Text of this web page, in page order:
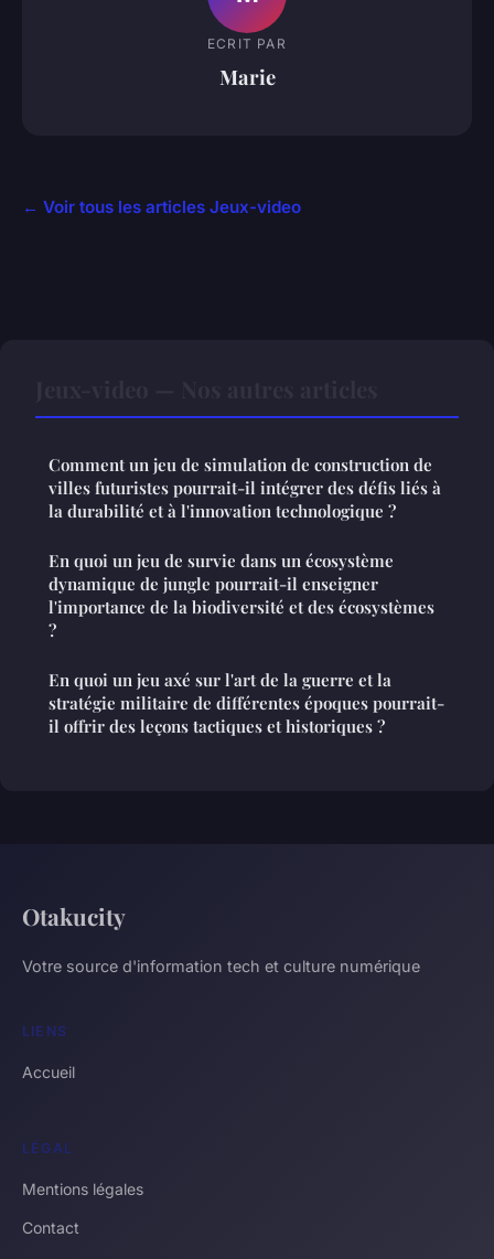
ECRIT PAR
Marie
← Voir tous les articles Jeux-video
Comment un jeu de simulation de construction de
villes futuristes pourrait-il intégrer des défis liés à
la durabilité et à l'innovation technologique ?
En quoi un jeu de survie dans un écosystème
dynamique de jungle pourrait-il enseigner
l'importance de la biodiversité et des écosystèmes
?
En quoi un jeu axé sur l'art de la guerre et la
stratégie militaire de différentes époques pourrait-
il offrir des leçons tactiques et historiques ?
Otakucity
Votre source d'information tech et culture numérique
LIENS
Accueil
LÉGAL
Mentions légales
Contact